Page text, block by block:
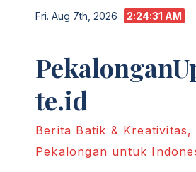
to
Fri. Aug 7th, 2026 2:24:32 AM
te.id
Berita Batik & Kreativitas,
Pekalongan untuk